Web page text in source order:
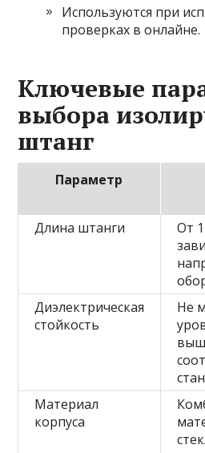
Используются при
проверках в онлайне.
Ключевые
выбора
штанг
Параметр
Длина штанги
От
Диэлектрическая
стойкость
Не
Материал
корпуса